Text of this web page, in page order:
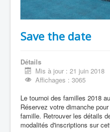
Save the date
Détails
Mis à jour : 21 juin 2018
Affichages : 3065
Le tournoi des familles 2018
Réservez votre dimanche
famille. Retrouver les détails
modalités d'inscriptions sur